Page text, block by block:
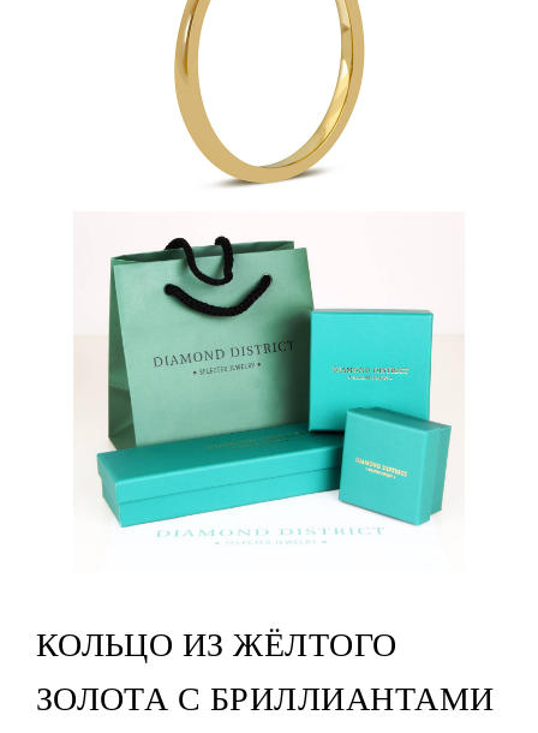
КОЛЬЦО ИЗ ЖЁЛТОГО
ЗОЛОТА С БРИЛЛИАНТАМИ